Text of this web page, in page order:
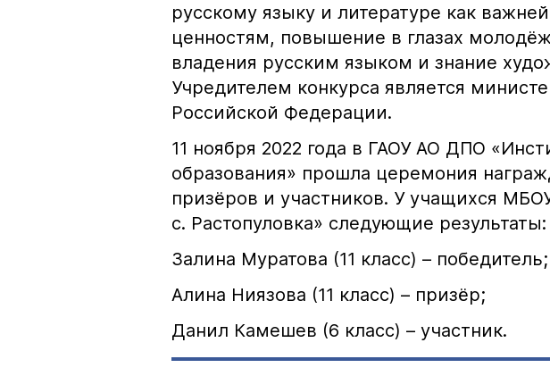
русскому языку и литературе как
ценностям, повышение в глазах
владения русским языком и знание
Учредителем конкурса является
Российской Федерации.
11 ноября 2022 года в ГАОУ АО ДПО
образования» прошла церемония
призёров и участников. У учащихся
с. Растопуловка» следующие результаты:
Залина Муратова (11 класс) – победитель;
Алина Ниязова (11 класс) – призёр;
Данил Камешев (6 класс) – участник.